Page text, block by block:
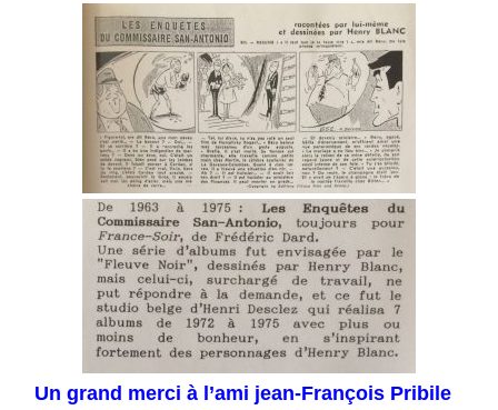
Un grand merci à l’ami jean-François Pribile